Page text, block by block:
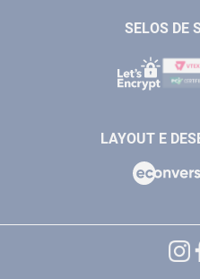
SELOS DE
LAYOUT E